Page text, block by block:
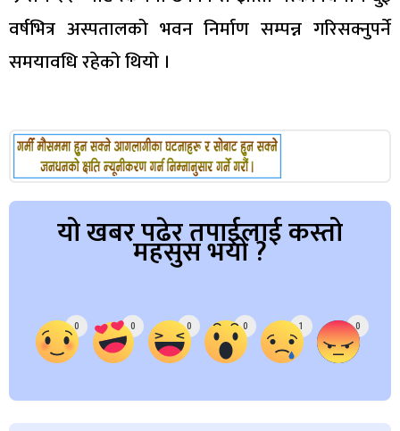
वर्षभित्र अस्पतालको भवन निर्माण सम्पन्न गरिसक्नुपर्ने
समयावधि रहेको थियो ।
यो खबर पढेर तपाईलाई कस्तो
महसुस भयो ?
0 0 0 0 1 0